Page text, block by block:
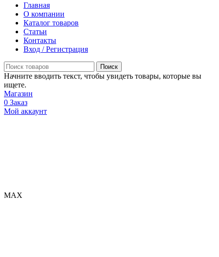
Главная
О компании
Каталог товаров
Статьи
Контакты
Вход / Регистрация
Поиск
Начните вводить текст, чтобы увидеть товары, которые вы
ищете.
Магазин
0 Заказ
Мой аккаунт
МАХ